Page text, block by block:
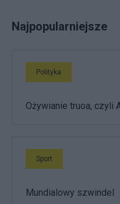
Najpopularniejsze
Polityka
Ożywianie truoa, czyli
Sport
Mundialowy szwindel